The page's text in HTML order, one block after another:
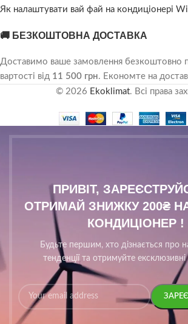
Як налаштувати вай фай на кондиціонері
🚚 БЕЗКОШТОВНА ДОСТАВКА
Доставимо ваше замовлення безкоштовно
вартості від 11 500 грн. Економте на
© 2026 Ekoklimat. Всі права
ПРИВІТ,
ОТРИМАЙ ЗНИЖКУ 200₴
КОНДИЦІОНЕР !
Будьте першим, хто дізнається про
тенденції та отримуйте ексклюзивні